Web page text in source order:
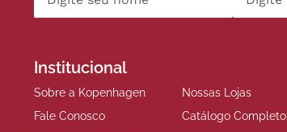
Institucional
Sobre a Kopenhagen Nossas Lojas
Fale Conosco
Catálogo Completo